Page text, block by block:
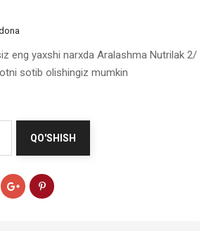
eng yaxshi narxda Aralashma Nutrilak 2/
sotib olishingiz mumkin
QO'SHISH